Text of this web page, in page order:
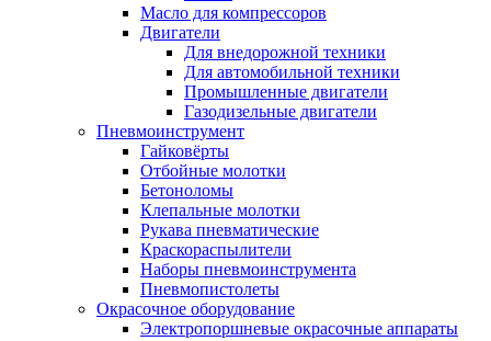
Масло для компрессоров
Двигатели
Для внедорожной техники
Для автомобильной техники
Промышленные двигатели
Газодизельные двигатели
Пневмоинструмент
Гайковёрты
Отбойные молотки
Бетоноломы
Клепальные молотки
Рукава пневматические
Краскораспылители
Наборы пневмоинструмента
Пневмопистолеты
Окрасочное оборудование
Электропоршневые окрасочные аппараты